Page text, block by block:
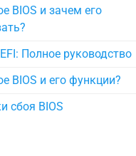
BIOS и зачем его
Полное руководство
BIOS и его функции?
сбоя BIOS